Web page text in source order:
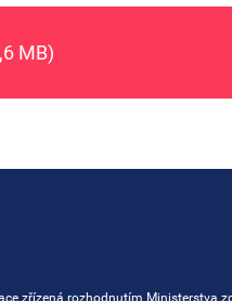
MB)
zřízená rozhodnutím Ministerstva